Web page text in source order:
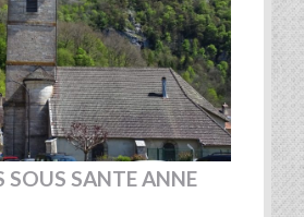
SOUS SANTE ANNE